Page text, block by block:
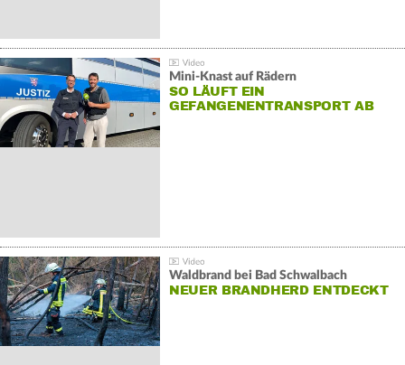
Mini-Knast auf Rädern
SO LÄUFT EIN
GEFANGENENTRANSPORT AB
Waldbrand bei Bad Schwalbach
NEUER BRANDHERD ENTDECKT